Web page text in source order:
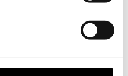
an und erhalten Sie 10 EUR